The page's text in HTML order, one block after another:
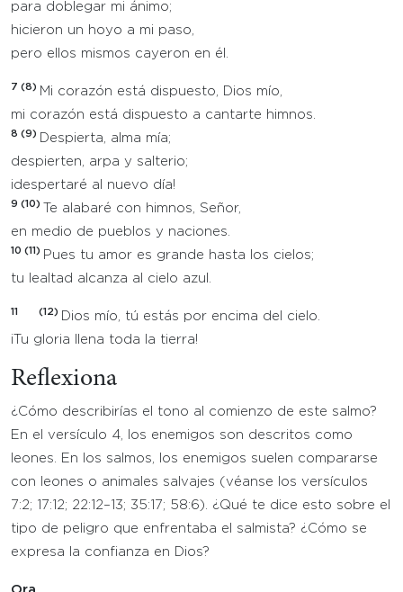
para doblegar mi ánimo;
hicieron un hoyo a mi paso,
pero ellos mismos cayeron en él.
7 (8) Mi corazón está dispuesto, Dios mío,
mi corazón está dispuesto a cantarte himnos.
8 (9)
Despierta, alma mía;
despierten, arpa y salterio;
¡despertaré al nuevo día!
9 (10)
Te alabaré con himnos, Señor,
en medio de pueblos y naciones.
10 (11) Pues tu amor es grande hasta los cielos;
tu lealtad alcanza al cielo azul.
11 (12)
Dios mío, tú estás por encima del cielo.
¡Tu gloria llena toda la tierra!
Reflexiona
¿Cómo describirías el tono al comienzo de este salmo?
En el versículo 4, los enemigos son descritos como
leones. En los salmos, los enemigos suelen compararse
con leones o animales salvajes (véanse los versículos
7:2; 17:12; 22:12–13; 35:17; 58:6). ¿Qué te dice esto sobre el
tipo de peligro que enfrentaba el salmista? ¿Cómo se
expresa la confianza en Dios?